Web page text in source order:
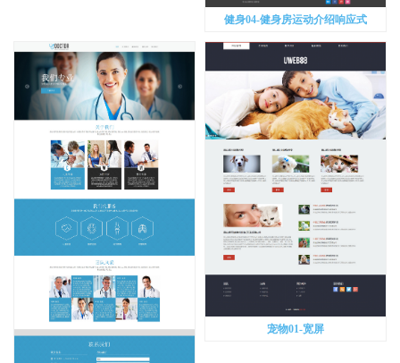
健身04-健身房运动介绍响应式
宠物01-宽屏